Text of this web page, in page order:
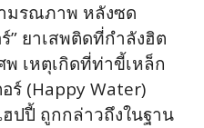
มรณภาพ หลังซด
” ยาเสพติดที่กำลังฮิต
เหตุเกิดที่ท่าขี้เหล็ก
ร์ (Happy Water)
ปปี้ ถูกกล่าวถึงในฐาน